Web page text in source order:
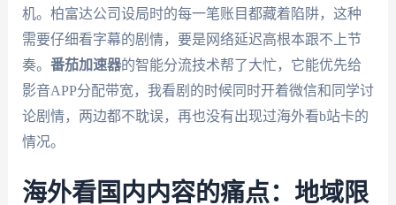
机。柏富达公司设局时的每一笔账目都藏着陷阱，这种
需要仔细看字幕的剧情，要是网络延迟高根本跟不上节
奏。 番茄加速器的智能分流技术帮了大忙，它能优先给
影音APP分配带宽，我看剧的时候同时开着微信和同学讨
论剧情，两边都不耽误，再也没有出现过海外看b站卡的
情况。
海外看国内内容的痛点：地域限